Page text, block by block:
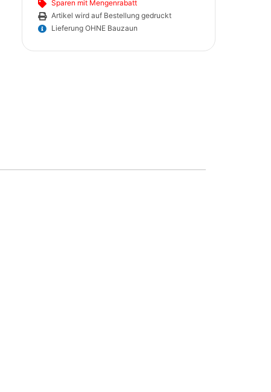
Sparen mit Mengenrabatt
Artikel wird auf Bestellung gedruckt
Lieferung OHNE Bauzaun